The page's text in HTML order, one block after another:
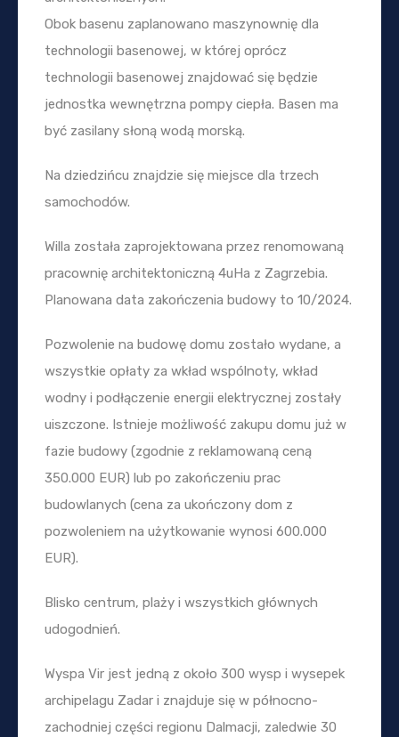
Obok basenu zaplanowano maszynownię dla
technologii basenowej, w której oprócz
technologii basenowej znajdować się będzie
jednostka wewnętrzna pompy ciepła. Basen ma
być zasilany słoną wodą morską.
Na dziedzińcu znajdzie się miejsce dla trzech
samochodów.
Willa została zaprojektowana przez renomowaną
pracownię architektoniczną 4uHa z Zagrzebia.
Planowana data zakończenia budowy to 10/2024.
Pozwolenie na budowę domu zostało wydane, a
wszystkie opłaty za wkład wspólnoty, wkład
wodny i podłączenie energii elektrycznej zostały
uiszczone. Istnieje możliwość zakupu domu już w
fazie budowy (zgodnie z reklamowaną ceną
350.000 EUR) lub po zakończeniu prac
budowlanych (cena za ukończony dom z
pozwoleniem na użytkowanie wynosi 600.000
EUR).
Blisko centrum, plaży i wszystkich głównych
udogodnień.
Wyspa Vir jest jedną z około 300 wysp i wysepek
archipelagu Zadar i znajduje się w północno-
zachodniej części regionu Dalmacji, zaledwie 30